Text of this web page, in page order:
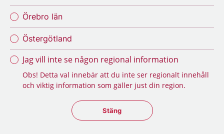
Örebro län
Östergötland
Jag vill inte se någon regional information
Obs! Detta val innebär att du inte ser regionalt innehåll
och viktig information som gäller just din region.
Stäng regionsväljaren
Stäng